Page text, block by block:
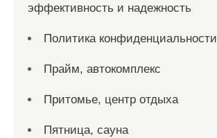
эффективность и надежность
Политика конфиденциальности
Прайм, автокомплекс
Притомье, центр отдыха
Пятница, сауна